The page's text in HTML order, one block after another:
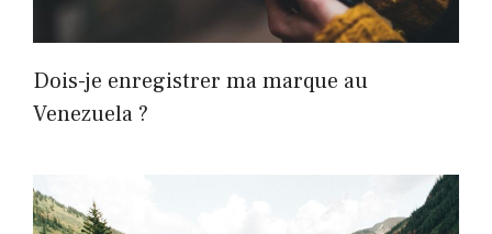
Dois-je enregistrer ma marque au
Venezuela ?